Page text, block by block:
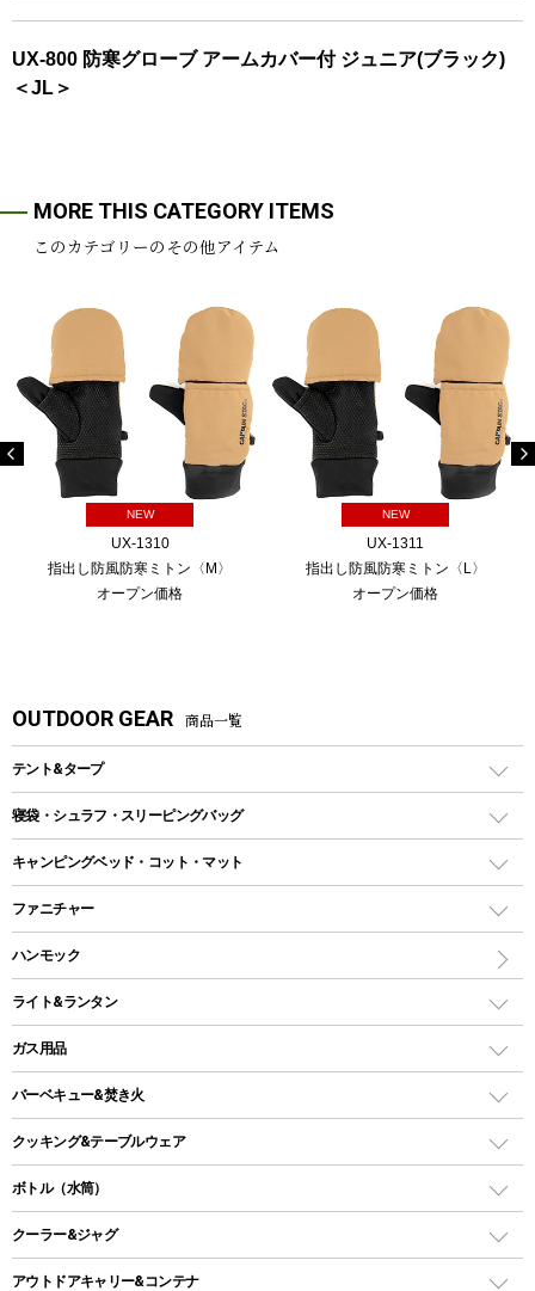
UX-800 防寒グローブ アームカバー付 ジュニア(ブラック)
＜JL＞
MORE THIS CATEGORY ITEMS
このカテゴリーのその他アイテム
NEW
UX-1310
指出し防風防寒ミトン〈M〉
オープン価格
NEW
UX-1311
指出し防風防寒ミトン〈L〉
オープン価格
OUTDOOR GEAR 商品一覧
テント&タープ
テント
ツールームテント
ワンポールテント
シェルターテント
ロッジ型・オリジナルテント
タープ
スクエアタープ（レクタタープ）
メッシュタープ
自立式タープ
寝袋・シュラフ・スリーピングバッグ
レクタングラー型（封筒型）シュラフ
インナーシュラフ
キャンピングベッド・コット・マット
キャンピングベッド・コット
インフレータブルマット
ファニチャー
アウトドアテーブル
レジャーシート
ハンモック
ライト&ランタン
LEDランタン
ガスランタン
オイルランタン
LEDライト
ヘッドライト
キャンドル
ガス用品
ガスバーナー
ガス缶
ガストーチ、ライター
バーベキュー&焚き火
バーベキューコンロ、グリル
焚き火台タイプ（ロースタイル）グリル
卓上タイプグリル
パーティータイプグリル
クッキング&テーブルウェア
ダッチオーブン
ホットサンドメーカー
ボトル（水筒）
ステンレスボトル
クーラー&ジャグ
クーラーボックス
アウトドアキャリー&コンテナ